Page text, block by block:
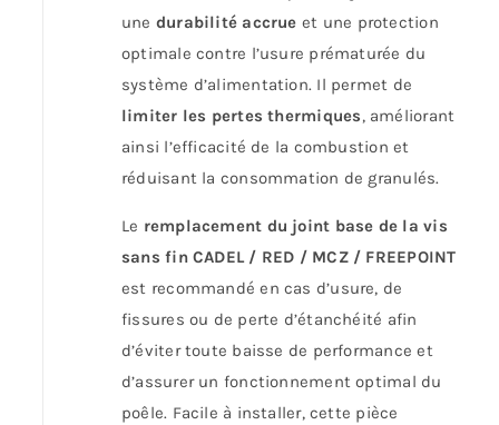
une durabilité accrue et une protection
optimale contre l’usure prématurée du
système d’alimentation. Il permet de
limiter les pertes thermiques, améliorant
ainsi l’efficacité de la combustion et
réduisant la consommation de granulés.
Le remplacement du joint base de la vis
sans fin CADEL / RED / MCZ / FREEPOINT
est recommandé en cas d’usure, de
fissures ou de perte d’étanchéité afin
d’éviter toute baisse de performance et
d’assurer un fonctionnement optimal du
poêle. Facile à installer, cette pièce